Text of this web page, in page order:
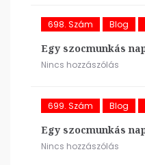
698. Szám Blog
Egy szocmunkás
Nincs hozzászólás
699. Szám Blog
Egy szocmunkás
Nincs hozzászólás